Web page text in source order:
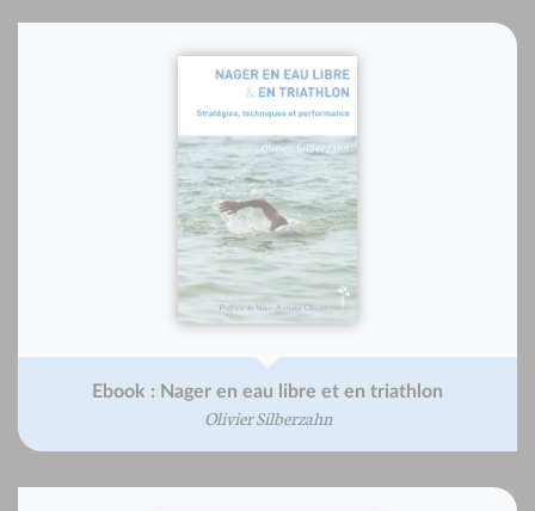
Ebook : Nager en eau libre et en triathlon
Olivier Silberzahn